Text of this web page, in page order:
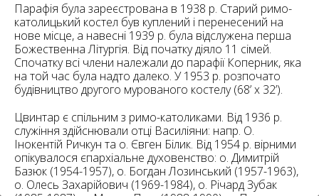
Парафія була зареєстрована в 1938 р. Старий римо-
католицький костел був куплений і перенесений на
нове місце, а навесні 1939 р. була відслужена перша
Божественна Літургія. Від початку діяло 11 сімей.
Спочатку всі члени належали до парафії Коперник, яка
на той час була надто далеко. У 1953 р. розпочато
будівництво другого мурованого костелу (68’ х 32’).
Цвинтар є спільним з римо-католиками. Від 1936 р.
служіння здійснювали отці Василіяни: напр. О.
Інокентій Ричкун та о. Євген Білик. Від 1954 р. вірними
опікувалося єпархіальне духовенство: о. Димитрій
Базюк (1954-1957), о. Богдан Лозинський (1957-1963),
о. Олесь Захарійович (1969-1984), о. Річард Зубак
16